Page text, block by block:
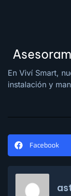
En Viví Smart,
instalación y
Facebook